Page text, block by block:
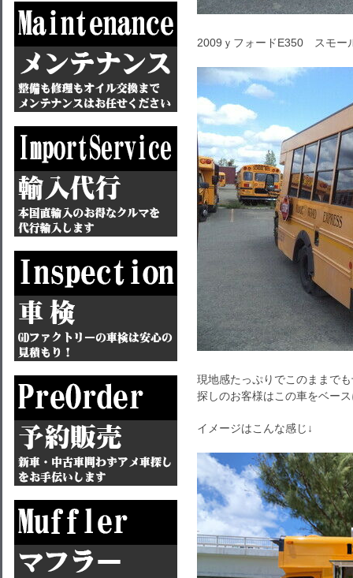
2009ｙフォードE350 スモー
現地感たっぷりでこのままで
探しのお客様はこの車をベー
イメージはこんな感じ↓